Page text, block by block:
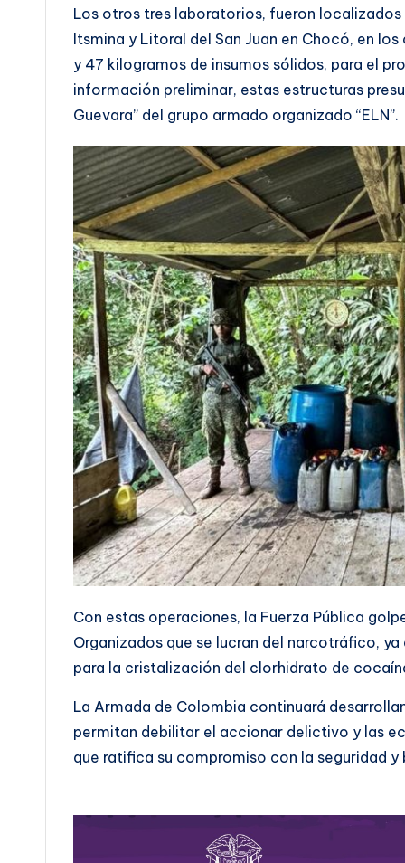
Los otros tres laboratorios, fueron
Itsmina y Litoral del San Juan en Chocó, en
y 47 kilogramos de insumos sólidos, para el
información preliminar, estas estructuras
Guevara” del grupo armado organizado “ELN”.
Con estas operaciones, la Fuerza Pública
Organizados que se lucran del narcotráfico,
para la cristalización del clorhidrato de
La Armada de Colombia continuará
permitan debilitar el accionar delictivo y las
que ratifica su compromiso con la seguridad